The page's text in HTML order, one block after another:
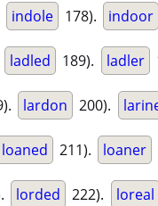
indole 178). indoor
ladled 189). ladler
lardon 200).
loaned 211). loaner
lorded 222). loreal